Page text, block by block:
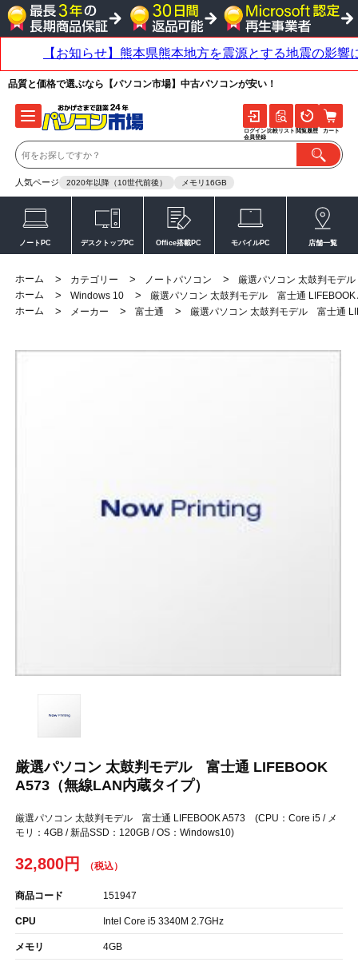
品質と価格で選ぶなら【パソコン市場】中古パソコンが安い！
人気ページ 2020年以降（10世代前後） メモリ16GB
ログイン
会員登録
比較リスト 閲覧履歴 カート
ノートPC デスクトップPC Office搭載PC モバイルPC 店舗一覧
ホーム > カテゴリー > ノートパソコン >
厳選パソコン 太鼓判モデ
ホーム
> Windows 10 >
厳選パソコン 太鼓判モデル 富士通
ホーム
> メーカー > 富士通 > 厳選パソコン 太鼓判モデル 富士通
厳選パソコン 太鼓判モデル 富士通 LIFEBOOK
A573（無線LAN内蔵タイプ）
厳選パソコン 太鼓判モデル 富士通 LIFEBOOK A573 (CPU：Core i5 / メ
モリ：4GB / 新品SSD：120GB / OS：Windows10)
32,800円
商品コード 151947
CPU Intel Core i5 3340M 2.7GHz
メモリ 4GB